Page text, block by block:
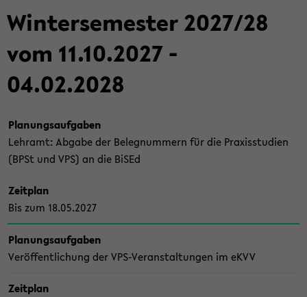
Win­ter­se­mes­ter 2027/28
vom 11.10.2027 -
04.02.2028
Pla­nungs­auf­ga­ben
Lehr­amt: Ab­ga­be der Be­leg­num­mern für die Pra­xis­stu­di­en
(BPSt und VPS) an die BiSEd
Zeit­plan
Bis zum 18.05.2027
Pla­nungs­auf­ga­ben
Ver­öf­fent­li­chung der VPS-​Veranstaltungen im eKVV
Zeit­plan